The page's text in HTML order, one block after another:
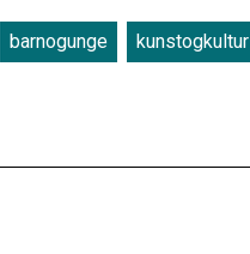
barnogunge kunstogkultur